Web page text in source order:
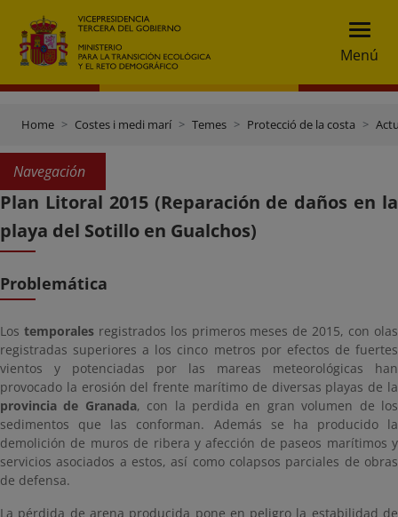
Menú
Home Costes i medi marí Temes Protecció de la costa
Navegación
Plan Litoral 2015 (Reparación de daños en la
playa del Sotillo en Gualchos)
Problemática
Los temporalesregistrados los primeros meses de 2015, con olas
registradas superiores a los cinco metros por efectos de fuertes
vientos y potenciadas por las mareas meteorológicas han
provocado la erosión del frente marítimo de diversas playas de la
provincia de Granada, con la perdida en gran volumen de los
sedimentos que las conforman. Además se ha producido la
demolición de muros de ribera y afección de paseos marítimos y
servicios asociados a estos, así como colapsos parciales de obras
de defensa.
La pérdida de arena producida pone en peligro la estabilidad de